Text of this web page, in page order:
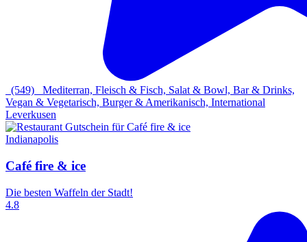
(549) Mediterran, Fleisch & Fisch, Salat & Bowl, Bar & Drinks,
Vegan & Vegetarisch, Burger & Amerikanisch, International
Leverkusen
Indianapolis
Café fire & ice
Die besten Waffeln der Stadt!
4.8